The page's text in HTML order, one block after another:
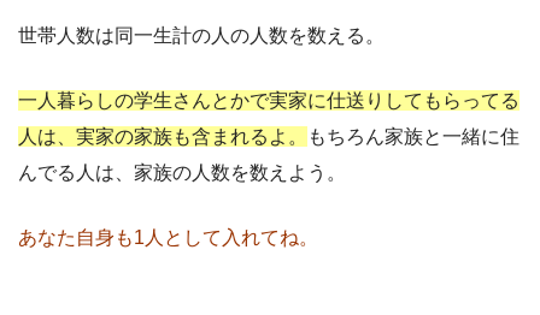
世帯人数は同一生計の人の人数を数える。
一人暮らしの学生さんとかで実家に仕送りしてもらってる
人は、実家の家族も含まれるよ。
もちろん家族と一緒に住
んでる人は、家族の人数を数えよう。
あなた自身も1人として入れてね。